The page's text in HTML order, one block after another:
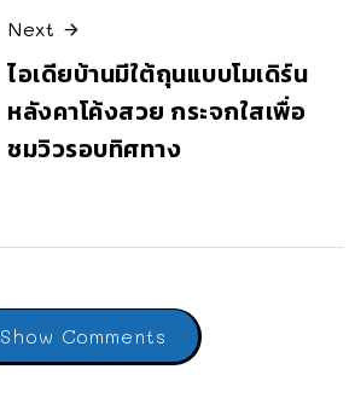
Next
ไอเดียบ้านมีใต้ถุนแบบโมเดิร์น
หลังคาโค้งสวย กระจกใสเพื่อ
ชมวิวรอบทิศทาง
Show Comments